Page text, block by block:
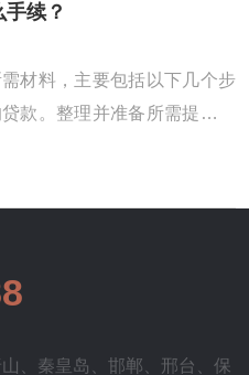
续？
材料，主要包括以下几个步
款。整理并准备所需提交的
项的清偿：首当其冲的就是
务的银行，办理贷款余额的
，银行将会向 ...
秦皇岛 邯郸 邢台 保